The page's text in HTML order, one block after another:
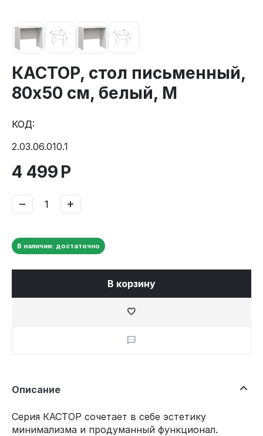
КАСТОР, стол письменный,
80х50 см, белый, М
КОД:
2.03.06.010.1
4 499 Р
+
−
В наличии: достаточно
В корзину
Описание
Серия КАСТОР сочетает в себе эстетику
минимализма и продуманный функционал.